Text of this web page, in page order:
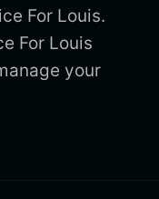
For Louis.
For Louis
your